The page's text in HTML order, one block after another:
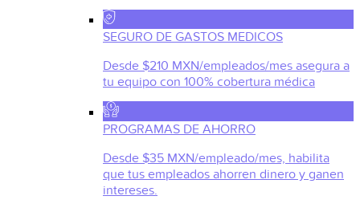
SEGURO DE GASTOS MEDICOS
Desde $210 MXN/empleados/mes asegura a
tu equipo con 100% cobertura médica
PROGRAMAS DE AHORRO
Desde $35 MXN/empleado/mes, habilita
que tus empleados ahorren dinero y ganen
intereses.